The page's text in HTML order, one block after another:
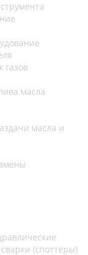
газов
масла
масла и
(споттеры)